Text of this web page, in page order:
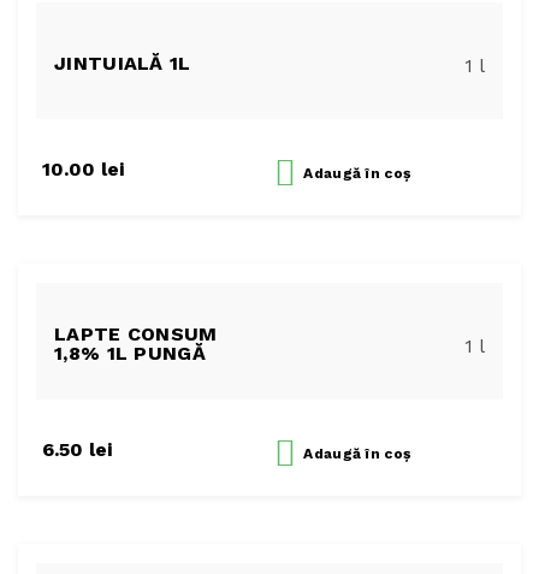
JINTUIALĂ 1L 1 l
10.00 lei Adaugăîn coș
LAPTE CONSUM
1,8% 1L PUNGĂ
1 l
6.50 lei Adaugăîn coș